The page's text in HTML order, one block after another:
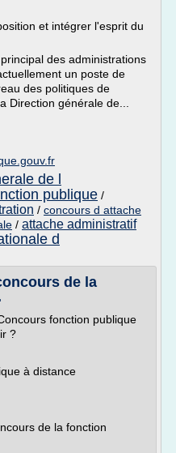
et intégrer l'esprit du
des administrations
un poste de
des politiques de
Direction générale de...
de l
publique /
/ concours d attache
/ attache administratif
d
de la
fonction publique
?
à distance
de la fonction